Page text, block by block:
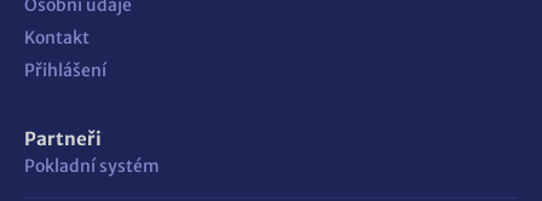
Osobní údaje
Kontakt
Přihlášení
Partneři
Pokladní systém